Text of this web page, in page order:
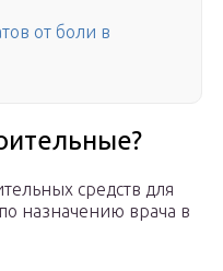
от боли в
средств для
назначению врача в